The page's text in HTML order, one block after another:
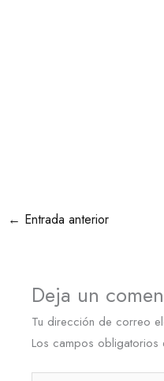
← Entrada anterior
Deja un
Tu dirección de correo
Los campos obligatorios